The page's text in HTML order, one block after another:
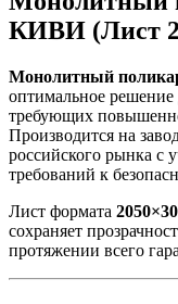
КИВИ (Лист
Монолитный
оптимальное решение
требующих
Производится на
российского рынка с
требований к
Лист формата
сохраняет
протяжении всего